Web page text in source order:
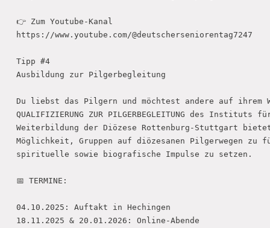
👉 Zum Youtube-Kanal
https://www.youtube.com/@deutscherseniorentag7247
Tipp #4
Ausbildung zur Pilgerbegleitung
Du liebst das Pilgern und möchtest andere auf ihrem
QUALIFIZIERUNG ZUR PILGERBEGLEITUNG des Instituts
Weiterbildung der Diözese Rottenburg-Stuttgart
Möglichkeit, Gruppen auf diözesanen Pilgerwegen zu
spirituelle sowie biografische Impulse zu setzen.
📅 TERMINE:
04.10.2025: Auftakt in Hechingen
18.11.2025 & 20.01.2026: Online-Abende